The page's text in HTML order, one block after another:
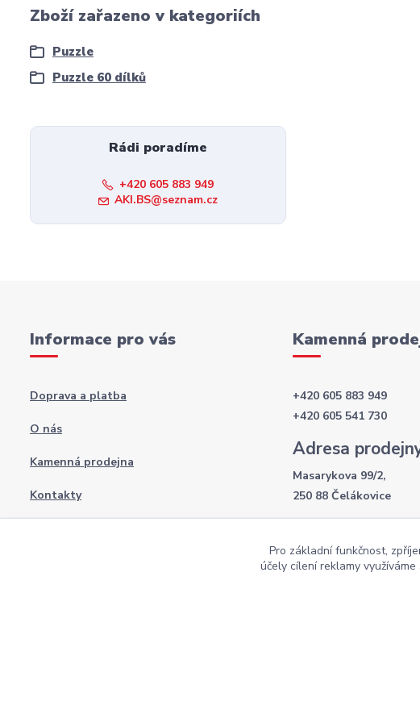
Zboží zařazeno v kategoriích
Puzzle
Puzzle 60 dílků
Rádi poradíme
+420 605 883 949
AKI.BS@seznam.cz
Informace pro vás
Doprava a platba
O nás
Kamenná prodejna
Kontakty
Kamenná
+420 605 883 949
+420 605 541 730
Adresa
Masarykova 99/2,
250 88 Čelákovice
Po-Pá: 8:00 - 17:30
So: 9:00 - 12:00
Pro základní funkčnost,
účely cílení reklamy